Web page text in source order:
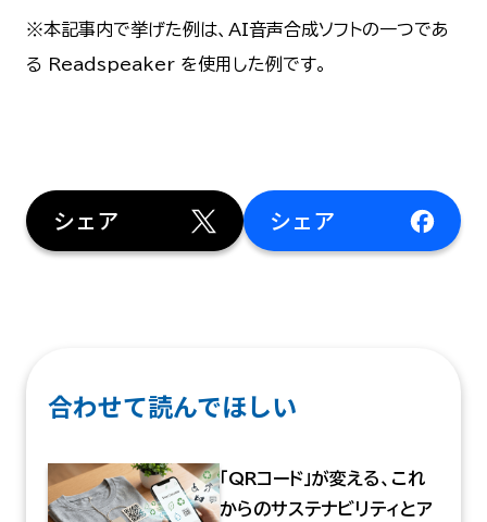
※本記事内で挙げた例は、AI音声合成ソフトの一つであ
る Readspeaker を使用した例です。
合わせて読んでほしい
「QRコード」が変える、これ
からのサステナビリティとア
シェア シェア